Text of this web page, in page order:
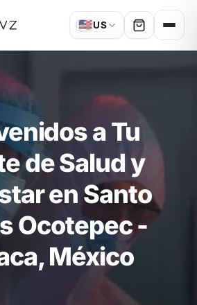
🇺🇸US
a Tu
de Salud y
en Santo
Ocotepec -
México